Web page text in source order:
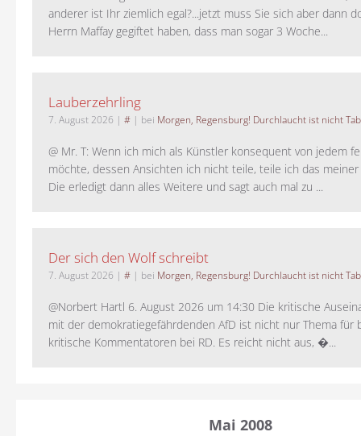
anderer ist Ihr ziemlich egal?...jetzt muss Sie sich aber dann
Herrn Maffay gegiftet haben, dass man sogar 3 Woche...
Lauberzehrling
7. August 2026 | # | bei Morgen, Regensburg! Durchlaucht ist nicht
@ Mr. T: Wenn ich mich als Künstler konsequent von jedem
möchte, dessen Ansichten ich nicht teile, teile ich das
Die erledigt dann alles Weitere und sagt auch mal zu ...
Der sich den Wolf schreibt
7. August 2026 | # | bei Morgen, Regensburg! Durchlaucht ist nicht
@Norbert Hartl 6. August 2026 um 14:30 Die kritische
mit der demokratiegefährdenden AfD ist nicht nur Thema für
kritische Kommentatoren bei RD. Es reicht nicht aus, �...
Mai 2008